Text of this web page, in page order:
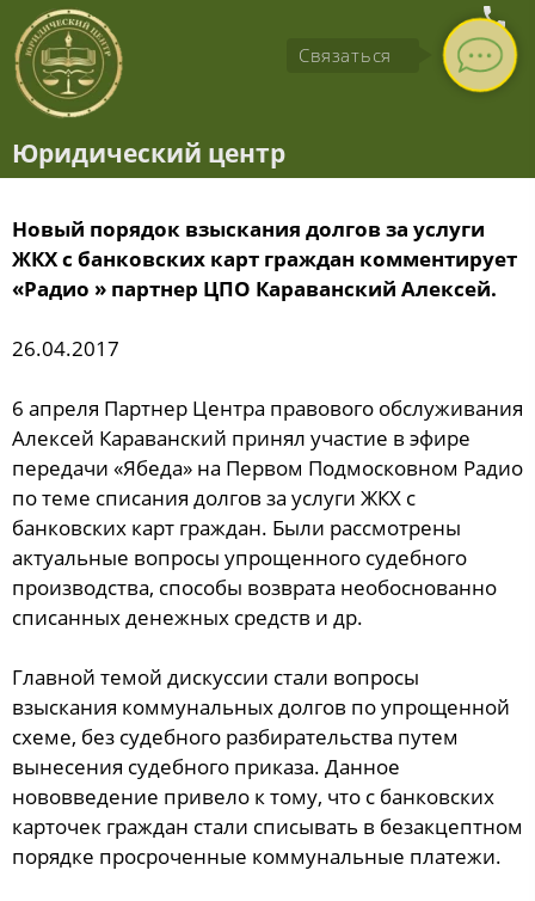
Юридический центр
Связаться
Новый порядок взыскания долгов за услуги
ЖКХ с банковских карт граждан комментирует
«Радио » партнер ЦПО Караванский Алексей.
26.04.2017
6 апреля Партнер Центра правового обслуживания
Алексей Караванский принял участие в эфире
передачи «Ябеда» на Первом Подмосковном Радио
по теме списания долгов за услуги ЖКХ с
банковских карт граждан. Были рассмотрены
актуальные вопросы упрощенного судебного
производства, способы возврата необоснованно
списанных денежных средств и др.
Главной темой дискуссии стали вопросы
взыскания коммунальных долгов по упрощенной
схеме, без судебного разбирательства путем
вынесения судебного приказа. Данное
нововведение привело к тому, что с банковских
карточек граждан стали списывать в безакцептном
порядке просроченные коммунальные платежи.